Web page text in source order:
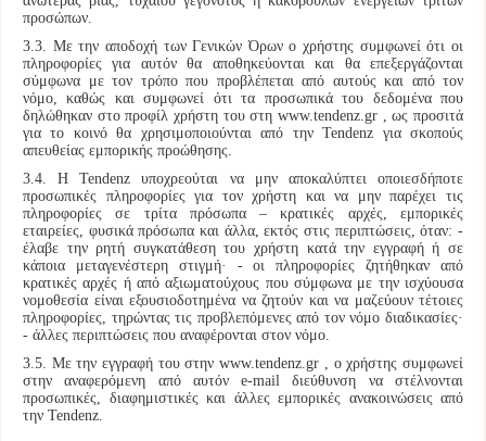
προσώπων.
3.3. Με την αποδοχή των Γενικών Όρων ο χρήστης συμφωνεί ότι οι
πληροφορίες για αυτόν θα αποθηκεύονται και θα επεξεργάζονται
σύμφωνα με τον τρόπο που προβλέπεται από αυτούς και από τον
νόμο, καθώς και συμφωνεί ότι τα προσωπικά του δεδομένα που
δηλώθηκαν στο προφίλ χρήστη του στη www.tendenz.gr , ως προσιτά
για το κοινό θα χρησιμοποιούνται από την Tendenz για σκοπούς
απευθείας εμπορικής προώθησης.
3.4. Η Tendenz υποχρεούται να μην αποκαλύπτει οποιεσδήποτε
προσωπικές πληροφορίες για τον χρήστη και να μην παρέχει τις
πληροφορίες σε τρίτα πρόσωπα – κρατικές αρχές, εμπορικές
εταιρείες, φυσικά πρόσωπα και άλλα, εκτός στις περιπτώσεις, όταν: -
έλαβε την ρητή συγκατάθεση του χρήστη κατά την εγγραφή ή σε
κάποια μεταγενέστερη στιγμή· - οι πληροφορίες ζητήθηκαν από
κρατικές αρχές ή από αξιωματούχους που σύμφωνα με την ισχύουσα
νομοθεσία είναι εξουσιοδοτημένα να ζητούν και να μαζεύουν τέτοιες
πληροφορίες, τηρώντας τις προβλεπόμενες από τον νόμο διαδικασίες·
- άλλες περιπτώσεις που αναφέρονται στον νόμο.
3.5. Με την εγγραφή του στην www.tendenz.gr , ο χρήστης συμφωνεί
στην αναφερόμενη από αυτόν е-mail διεύθυνση να στέλνονται
προσωπικές, διαφημιστικές και άλλες εμπορικές ανακοινώσεις από
την Tendenz.